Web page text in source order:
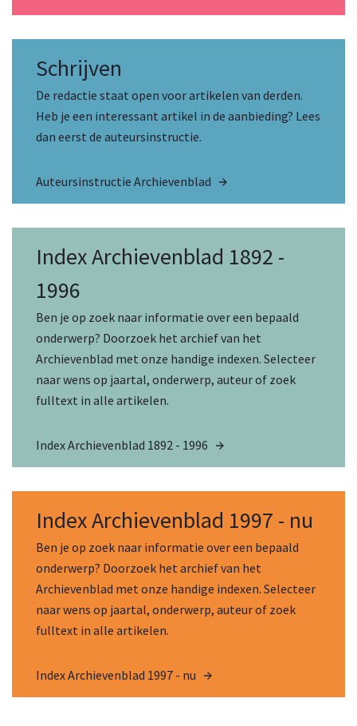
Schrijven
De redactie staat open voor artikelen van derden.
Heb je een interessant artikel in de aanbieding? Lees
dan eerst de auteursinstructie.
Auteursinstructie Archievenblad
Index Archievenblad 1892 -
1996
Ben je op zoek naar informatie over een bepaald
onderwerp? Doorzoek het archief van het
Archievenblad met onze handige indexen. Selecteer
naar wens op jaartal, onderwerp, auteur of zoek
fulltext in alle artikelen.
Index Archievenblad 1892 - 1996
Index Archievenblad 1997 - nu
Ben je op zoek naar informatie over een bepaald
onderwerp? Doorzoek het archief van het
Archievenblad met onze handige indexen. Selecteer
naar wens op jaartal, onderwerp, auteur of zoek
fulltext in alle artikelen.
Index Archievenblad 1997 - nu